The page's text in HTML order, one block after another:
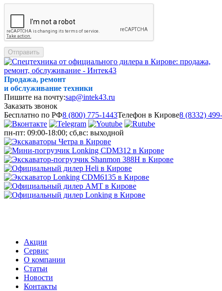
Отправить
Продажа, ремонт
и обслуживание техники
Пишите на почту:sap@intek43.ru
Заказать звонок
Бесплатно по РФ8 (800) 775-1443Телефон в Кирове8 (8332)
пн-пт: 09:00-18:00; сб,вс: выходной
Акции
Сервис
О компании
Статьи
Новости
Контакты